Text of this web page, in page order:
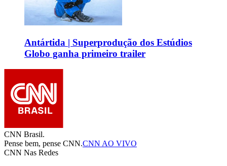
Antártida | Superprodução dos Estúdios
Globo ganha primeiro trailer
CNN Brasil.
Pense bem, pense CNN.CNN AO VIVO
CNN Nas Redes